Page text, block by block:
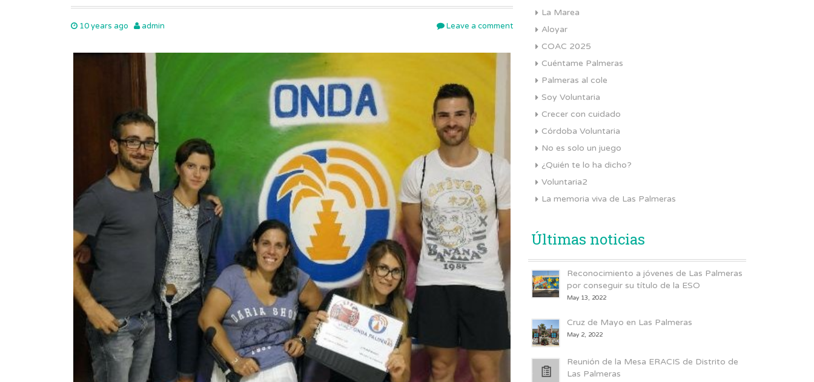
10 years ago admin Leave a comment
La Marea
Aloyar
COAC 2025
Cuéntame Palmeras
Palmeras al cole
Soy Voluntaria
Crecer con cuidado
Córdoba Voluntaria
No es solo un juego
¿Quién te lo ha dicho?
Voluntaria2
La memoria viva de Las Palmeras
Últimas noticias
Reconocimiento a jóvenes de Las Palmeras
por conseguir su título de la ESO
May 13, 2022
Cruz de Mayo en Las Palmeras
May 2, 2022
Reunión de la Mesa ERACIS de Distrito de
Las Palmeras